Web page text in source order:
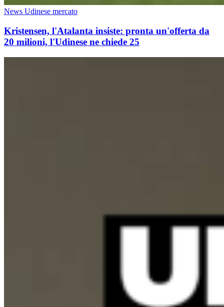
News Udinese mercato
Kristensen, l'Atalanta insiste: pronta un'offerta da
20 milioni, l'Udinese ne chiede 25